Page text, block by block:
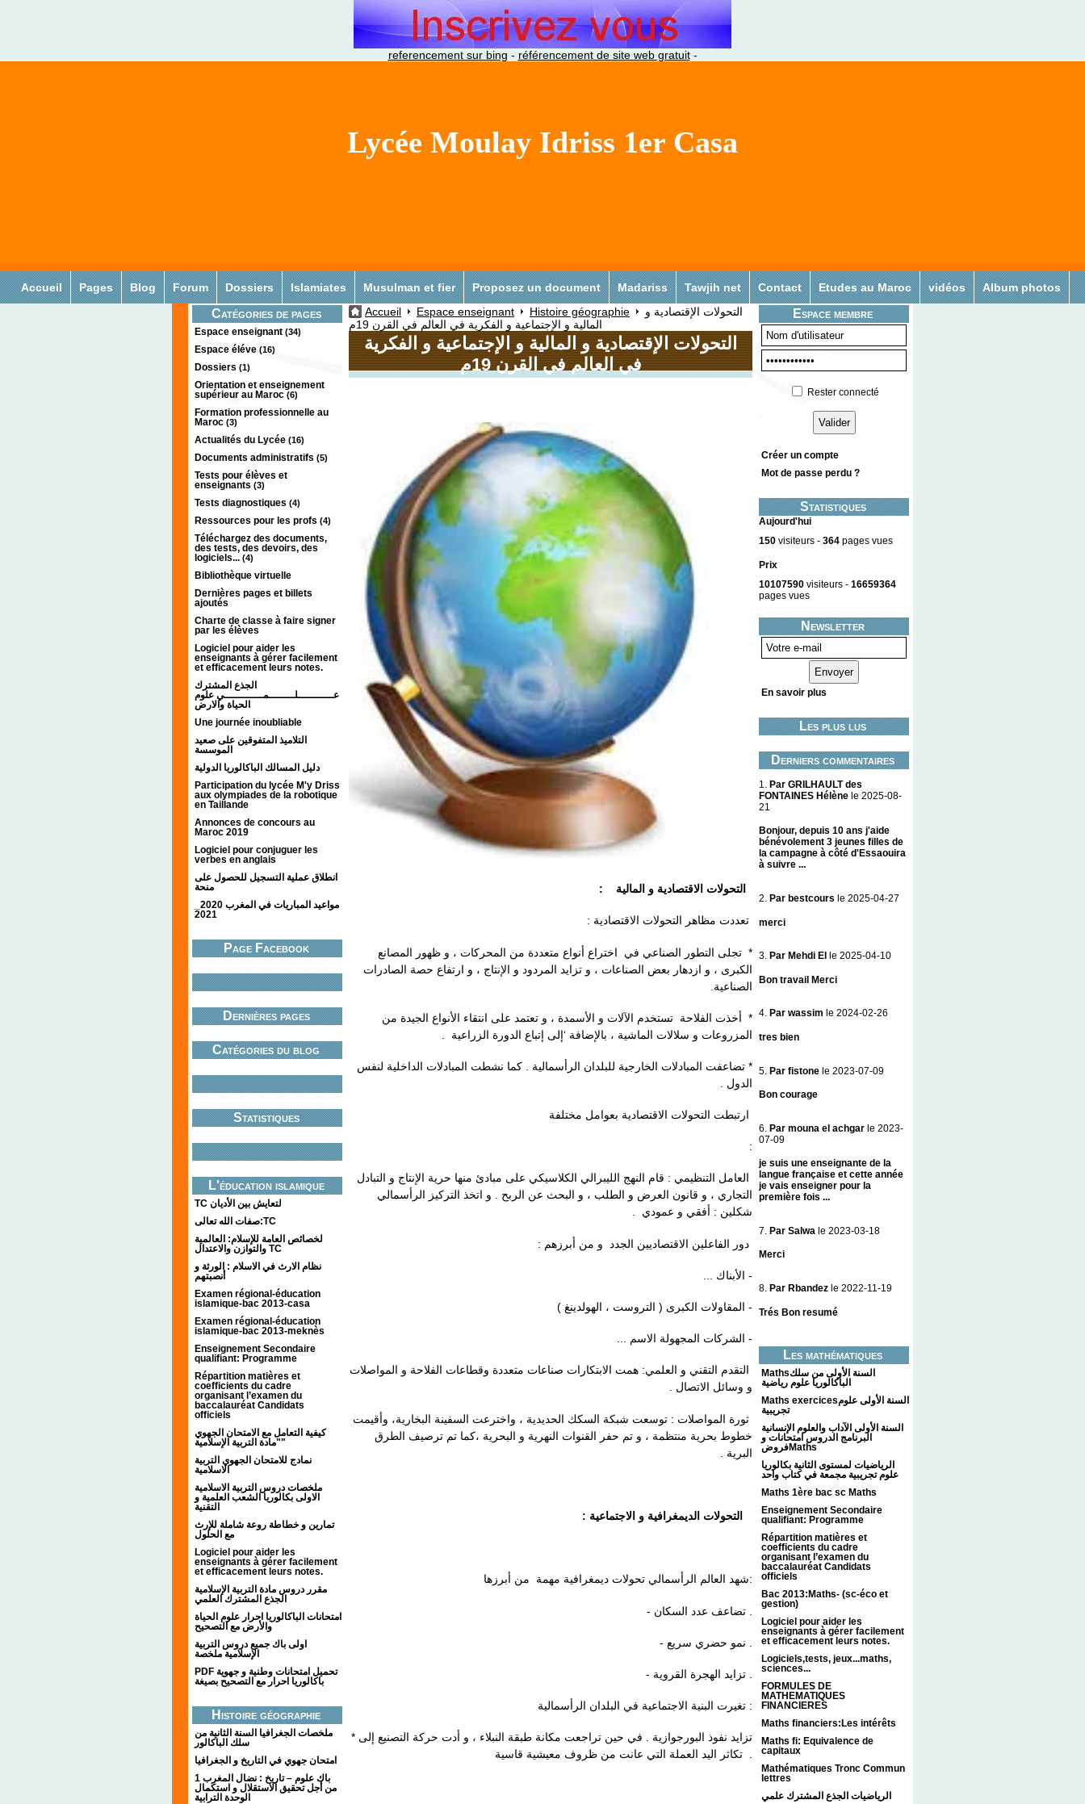
referencement sur bing - référencement de site web gratuit-
Lycée Moulay Idriss 1er Casa
Accueil Pages Blog Forum Dossiers Islamiates Musulman et fier Proposez un document Madariss Tawjih net Contact Etudes au Maroc vidéos Album photos
Catégories de pages
Espace enseignant (34)
Espace éléve (16)
Dossiers (1)
Orientation et enseignement
supérieur au Maroc (6)
Formation professionnelle au
Maroc (3)
Actualités du Lycée (16)
Documents administratifs (5)
Tests pour élèves et
enseignants (3)
Tests diagnostiques (4)
Ressources pour les profs (4)
Téléchargez des documents,
des tests, des devoirs, des
logiciels... (4)
Bibliothèque virtuelle
Dernières pages et billets
ajoutés
Charte de classe à faire signer
par les élèves
Logiciel pour aider les
enseignants à gérer facilement
et efficacement leurs notes.
الجذع المشترك
عـــــــــــلــــــــمــــــــــــي علوم
الحياة والارض
Une journée inoubliable
التلاميذ المتفوقين على صعيد
الموسسة
دليل المسالك الباكالوريا الدولية
Participation du lycée M'y Driss
aux olympiades de la robotique
en Taillande
Annonces de concours au
Maroc 2019
Logiciel pour conjuguer les
verbes en anglais
انطلاق عملية التسجيل للحصول على
منحة
2021
Page Facebook
Dernières pages
Catégories du blog
Statistiques
L'éducation islamique
TC لتعايش بين الأديان
صفات الله تعالى:TC
لخصائص العامة للإسلام: العالمية
والتوازن والاعتدال TC
نظام الارث في الاسلام : الورثة و
أنصبتهم
Examen régional-éducation
islamique-bac 2013-casa
Examen régional-éducation
islamique-bac 2013-meknès
Enseignement Secondaire
qualifiant: Programme
Répartition matières et
coefficients du cadre
organisant l’examen du
baccalauréat Candidats
officiels
كيفية التعامل مع الامتحان الجهوي
"مادة التربية الإسلامية"
نمادج للامتحان الجهوي التربية
الاسلامية
ملخصات دروس التربية الاسلامية
الاولى بكالوريا الشعب العلمية و
التقنية
تمارين و خطاطة روعة شاملة للإرث
مع الحلول
Logiciel pour aider les
enseignants à gérer facilement
et efficacement leurs notes.
مقرر دروس مادة التربية الإسلامية
الجذع المشترك العلمي
امتحانات الباكالوريا احرار علوم الحياة
والأرض مع التصحيح
اولى باك جميع دروس التربية
الإسلامية ملخصة
PDF تحميل امتحانات وطنية و جهوية
باكالوريا احرار مع التصحيح بصيغة
Histoire géographie
ملخصات الجغرافيا السنة الثانية من
سلك الباكالور
امتحان جهوي في التاريخ و الجغرافيا
1 باك علوم – تاريخ : نضال المغرب
من أجل تحقيق الاستقلال و استكمال
الوحدة الترابية
Espace membre
Rester connecté
Créer un compte
Mot de passe perdu ?
Statistiques
Aujourd'hui
150 visiteurs - 364 pages vues
Prix
10107590 visiteurs - 16659364
pages vues
Newsletter
En savoir plus
Les plus lus
Derniers commentaires
1.
Par GRILHAULT des
FONTAINES Hélène le 2025-08-
21
Bonjour, depuis 10 ans j'aide
bénévolement 3 jeunes filles de
la campagne à côté d'Essaouira
à suivre ...
2. Par bestcours le 2025-04-27
merci
3. Par Mehdi El le 2025-04-10
Bon travail Merci
4. Par wassim le 2024-02-26
tres bien
5. Par fistone le 2023-07-09
Bon courage
6. Par mouna el achgar le 2023-
07-09
je suis une enseignante de la
langue française et cette année
je vais enseigner pour la
première fois ...
7. Par Salwa le 2023-03-18
Merci
8. Par Rbandez le 2022-11-19
Trés Bon resumé
Les mathématiques
Mathsالسنة الأولى من سلك
الباكالوريا علوم رياضية
Maths exercicesالسنة الأولى علوم
تجريبية
السنة الأولى الآداب والعلوم الإنسانية
البرنامج الدروس امتحانات و
فروضMaths
الرياضيات لمستوى الثانية بكالوريا
علوم تجريبية مجمعة في كتاب واحد
Maths 1ère bac sc Maths
Enseignement Secondaire
qualifiant: Programme
Répartition matières et
coefficients du cadre
organisant l’examen du
baccalauréat Candidats
officiels
Bac 2013:Maths- (sc-éco et
gestion)
Logiciel pour aider les
enseignants à gérer facilement
et efficacement leurs notes.
Logiciels,tests, jeux...maths,
sciences...
FORMULES DE
MATHEMATIQUES
FINANCIERES
Maths financiers:Les intérêts
Maths fi: Equivalence de
capitaux
Mathématiques Tronc Commun
lettres
الرياضيات الجذع المشترك علمي
Accueil Espace enseignant Histoire géographie
التحولات الإقتصادية و
المالية و الإجتماعية و الفكرية في العالم في القرن 19م
التحولات الإقتصادية و المالية و الإجتماعية و الفكرية
في العالم في القرن 19م
التحولات الاقتصادية و المالية :
تعددت مظاهر التحولات الاقتصادية :
* تجلى التطور الصناعي في اختراع أنواع متعددة من المحركات ، و ظهور المصانع
الكبرى ، و ازدهار بعض الصناعات ، و تزايد المردود و الإنتاج ، و ارتفاع حصة الصادرات
الصناعية.
* أخذت الفلاحة تستخدم الآلات و الأسمدة ، و تعتمد على انتقاء الأنواع الجيدة من
المزروعات و سلالات الماشية ، بالإضافة ‘إلى إتباع الدورة الزراعية .
* تضاعفت المبادلات الخارجية للبلدان الرأسمالية . كما نشطت المبادلات الداخلية لنفس
الدول .
ارتبطت التحولات الاقتصادية بعوامل مختلفة
:
العامل التنظيمي : قام النهج الليبرالي الكلاسيكي على مبادئ منها حرية الإنتاج و التبادل
التجاري ، و قانون العرض و الطلب ، و البحث عن الربح . و اتخذ التركيز الرأسمالي
شكلين : أفقي و عمودي .
دور الفاعلين الاقتصاديين الجدد و من أبرزهم :
- الأبناك ...
- المقاولات الكبرى ( التروست ، الهولدينغ )
- الشركات المجهولة الاسم ...
التقدم التقني و العلمي: همت الابتكارات صناعات متعددة وقطاعات الفلاحة و المواصلات
و وسائل الاتصال .
ثورة المواصلات : توسعت شبكة السكك الحديدية ، واخترعت السفينة البخارية، وأقيمت
خطوط بحرية منتظمة ، و تم حفر القنوات النهرية و البحرية ،كما تم ترصيف الطرق
البرية .
التحولات الديمغرافية و الاجتماعية :
شهد العالم الرأسمالي تحولات ديمغرافية مهمة من أبرزها:
تغيرت البنية الاجتماعية في البلدان الرأسمالية :
* تزايد نفوذ البورجوازية . في حين تراجعت مكانة طبقة النبلاء ، و أدت حركة التصنيع إلى
تكاثر اليد العملة التي عانت من ظروف معيشية قاسية .